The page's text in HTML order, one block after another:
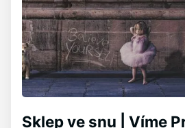
Sklep ve snu | Víme